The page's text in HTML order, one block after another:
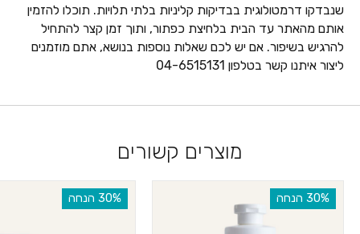
שנבדקו דרמטולוגית בבדיקות קליניות בלתי תלויות. תוכלו להזמין
אותם מהאתר עד הבית בלחיצת כפתור, ותוך זמן קצר להתחיל
להרגיש בשיפור. אם יש לכם שאלות נוספות בנושא, אתם מוזמנים
ליצור איתנו קשר בטלפון 04-6515131
מוצרים קשורים
‫30% הנחה ‫30% הנחה